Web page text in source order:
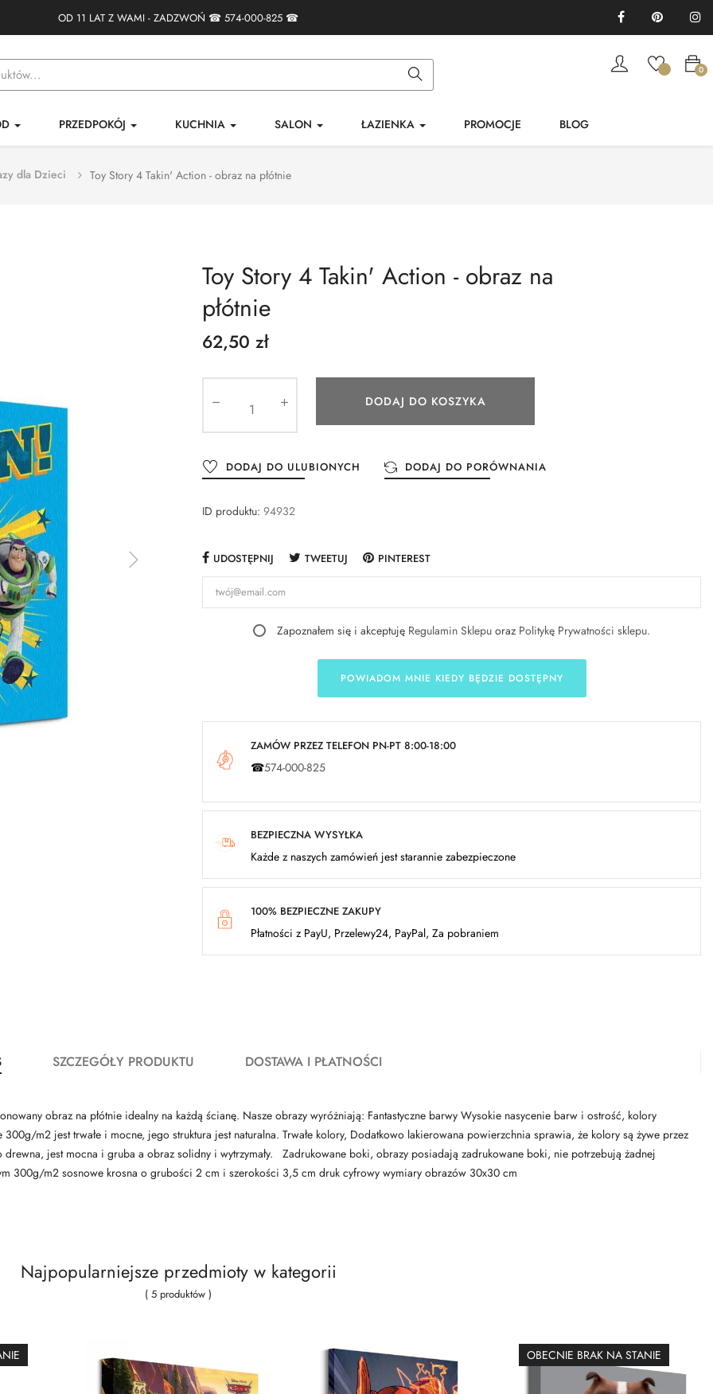
OD 11 LAT Z WAMI - ZADZWOŃ ☎ 574-000-825 ☎ FacebookPinterest
0
PRZEDPOKÓJ KUCHNIA SALON ŁAZIENKA PROMOCJE BLOG
dla Dzieci Toy Story 4 Takin' Action - obraz na płótnie
Toy Story 4 Takin' Action - obraz na
płótnie
62,50 zł
DODAJ DO KOSZYKA
DODAJ DO ULUBIONYCH DODAJ DO PORÓWNANIA
ID produktu: 94932
UDOSTĘPNIJ TWEETUJ PINTEREST
Zapoznałem się i akceptuję Regulamin Sklepu oraz Politykę Prywatności sklepu.
POWIADOM MNIE KIEDY BĘDZIE DOSTĘPNY
ZAMÓW PRZEZ TELEFON PN-PT 8:00-18:00
☎574-000-825
BEZPIECZNA WYSYŁKA
Każde z naszych zamówień jest starannie zabezpieczone
100% BEZPIECZNE ZAKUPY
Płatności z PayU, Przelewy24, PayPal, Za pobraniem
SZCZEGÓŁY PRODUKTU DOSTAWA I PŁATNOŚCI
obraz na płótnie idealny na każdą ścianę. Nasze obrazy wyróżniają: Fantastyczne barwy Wysokie nasycenie barw i ostrość, kolory
300g/m2 jest trwałe i mocne, jego struktura jest naturalna. Trwałe kolory, Dodatkowo lakierowana powierzchnia sprawia, że kolory są żywe przez
jest mocna i gruba a obraz solidny i wytrzymały. Zadrukowane boki, obrazy posiadają zadrukowane boki, nie potrzebują żadnej
300g/m2 sosnowe krosna o grubości 2 cm i szerokości 3,5 cm druk cyfrowy wymiary obrazów 30x30 cm
Najpopularniejsze przedmioty w kategorii
( 5 produktów )
OBECNIE BRAK NA STANIE